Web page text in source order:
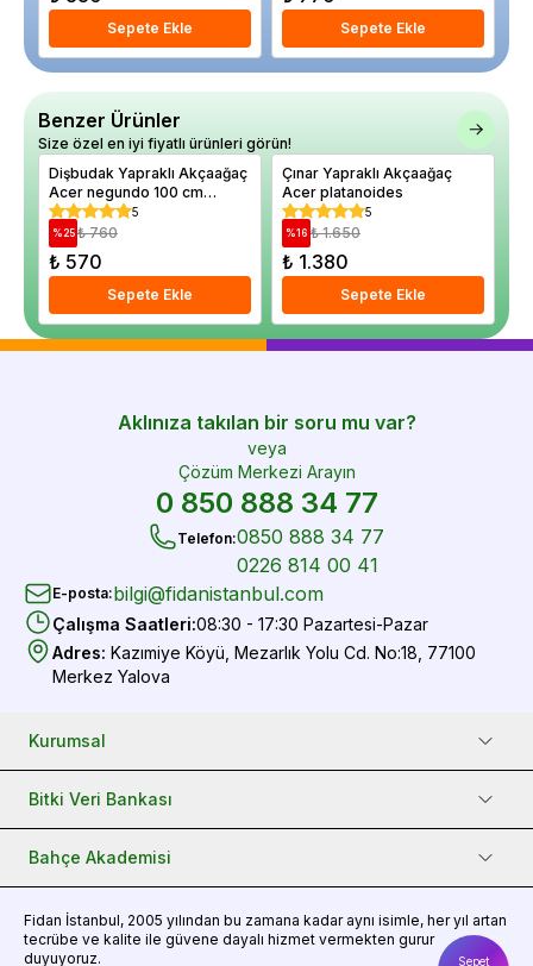
Sepet
Sepete Ekle Sepete Ekle
Benzer Ürünler
Size özel en iyi fiyatlı ürünleri görün!
Dişbudak Yapraklı Akçaağaç
Acer negundo 100 cm
Saksıda
5
%25 ₺ 760
₺ 570
Sepete Ekle
Çınar Yapraklı Akçaağaç
Acer platanoides
5
%16 ₺ 1.650
₺ 1.380
Sepete Ekle
Aklınıza takılan bir soru mu var?
veya
Çözüm Merkezi Arayın
0 850 888 34 77
Telefon:0850 888 34 77
0226 814 00 41
E-posta:bilgi@fidanistanbul.com
Çalışma Saatleri:08:30 - 17:30 Pazartesi-Pazar
Adres: Kazımiye Köyü, Mezarlık Yolu Cd. No:18, 77100
Merkez Yalova
Kurumsal
Bitki Veri Bankası
Bahçe Akademisi
Fidan İstanbul, 2005 yılından bu zamana kadar aynı isimle, her yıl artan
tecrübe ve kalite ile güvene dayalı hizmet vermekten gurur
duyuyoruz.